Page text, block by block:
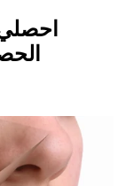
احصلي